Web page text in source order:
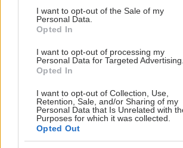
consent section.
I want to opt-out of the Sale of my
Personal Data.
Opted In
I want to opt-out of processing my
Personal Data for Targeted Advertising.
Opted In
I want to opt-out of Collection, Use,
Retention, Sale, and/or Sharing of my
Personal Data that Is Unrelated with
Purposes for which it was collected.
Opted Out
Τετάρτη, 24 Νοεμβρίου 2021, 12:44
Κερατόκωνος: Επιπτώσεις και
αντιμετώπισης
Οι αλλαγές στην καμπυλότητα του
ο κερατοειδικός αστιγματισμός μειώνουν